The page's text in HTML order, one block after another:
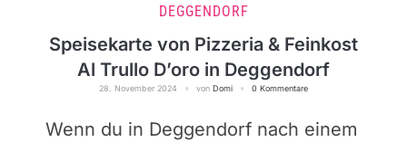
DEGGENDORF
Speisekarte von Pizzeria & Feinkost
Al Trullo D’oro in Deggendorf
28. November 2024 von Domi 0 Kommentare
Wenn du in Deggendorf nach einem